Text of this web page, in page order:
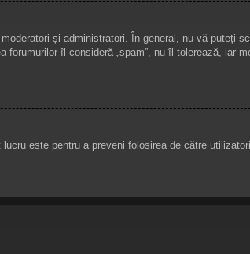
și administratori. În general, nu vă puteți
îl consideră „spam”, nu îl tolerează, iar
este pentru a preveni folosirea de către